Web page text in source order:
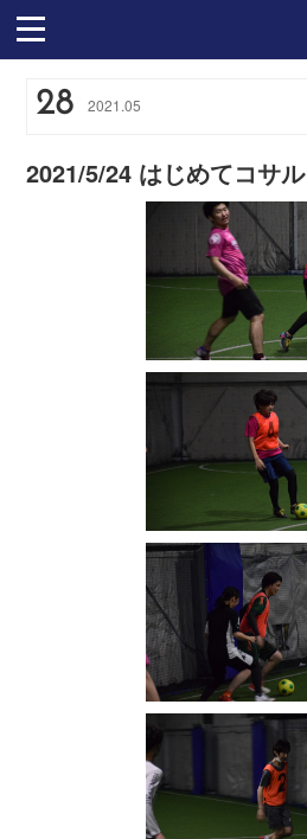
28 2021 .05
2021/5/24 はじめてコサル